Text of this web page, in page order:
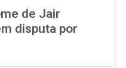
de Jair
disputa por